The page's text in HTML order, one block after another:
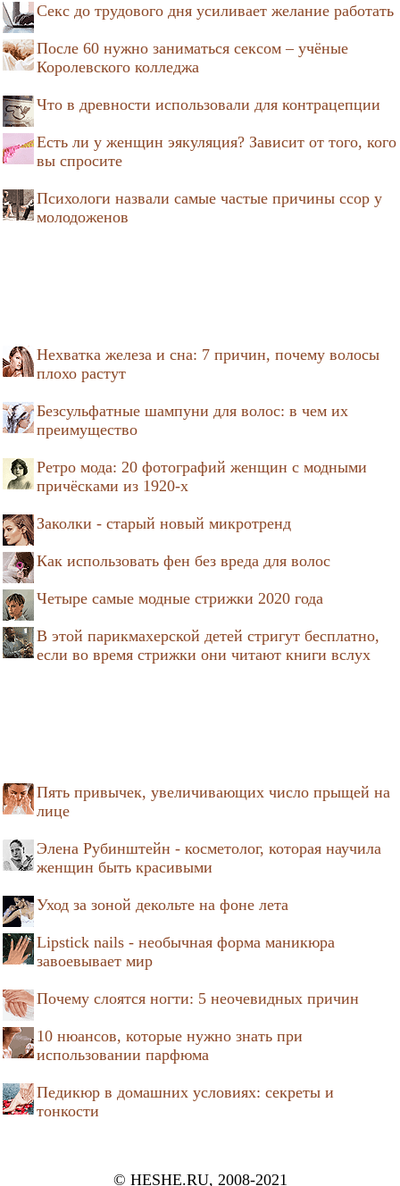
Секс до трудового дня усиливает желание работать
После 60 нужно заниматься сексом – учёные
Королевского колледжа
Что в древности использовали для контрацепции
Есть ли у женщин эякуляция? Зависит от того, кого
вы спросите
Психологи назвали самые частые причины ссор у
молодоженов
Нехватка железа и сна: 7 причин, почему волосы
плохо растут
Безсульфатные шампуни для волос: в чем их
преимущество
Ретро мода: 20 фотографий женщин с модными
причёсками из 1920-х
Заколки - старый новый микротренд
Как использовать фен без вреда для волос
Четыре самые модные стрижки 2020 года
В этой парикмахерской детей стригут бесплатно,
если во время стрижки они читают книги вслух
Пять привычек, увеличивающих число прыщей на
лице
Элена Рубинштейн - косметолог, которая научила
женщин быть красивыми
Уход за зоной декольте на фоне лета
Lipstick nails - необычная форма маникюра
завоевывает мир
Почему слоятся ногти: 5 неочевидных причин
10 нюансов, которые нужно знать при
использовании парфюма
Педикюр в домашних условиях: секреты и
тонкости
© HESHE.RU, 2008-2021